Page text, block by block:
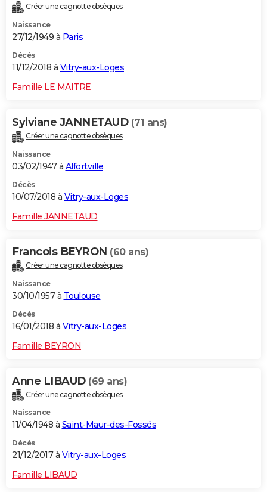
Créer une cagnotte obsèques
Naissance
27/12/1949 à Paris
Décès
11/12/2018 à Vitry-aux-Loges
Famille LE MAITRE
Sylviane JANNETAUD (71 ans)
Créer une cagnotte obsèques
Naissance
03/02/1947 à Alfortville
Décès
10/07/2018 à Vitry-aux-Loges
Famille JANNETAUD
Francois BEYRON (60 ans)
Créer une cagnotte obsèques
Naissance
30/10/1957 à Toulouse
Décès
16/01/2018 à Vitry-aux-Loges
Famille BEYRON
Anne LIBAUD (69 ans)
Créer une cagnotte obsèques
Naissance
11/04/1948 à Saint-Maur-des-Fossés
Décès
21/12/2017 à Vitry-aux-Loges
Famille LIBAUD